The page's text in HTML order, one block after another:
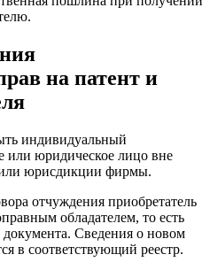
на патент и
индивидуальный
или юридическое лицо вне
или юрисдикции фирмы.
отчуждения приобретатель
обладателем, то есть
документа. Сведения о новом
в соответствующий реестр.